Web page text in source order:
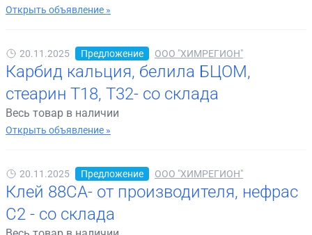
Открыть объявление »
20.11.2025 Предложение ООО "ХИМРЕГИОН"
Карбид кальция, белила БЦОМ,
стеарин Т18, Т32- со склада
Весь товар в наличии
Открыть объявление »
20.11.2025 Предложение ООО "ХИМРЕГИОН"
Клей 88СА- от производителя, нефрас
С2 - со склада